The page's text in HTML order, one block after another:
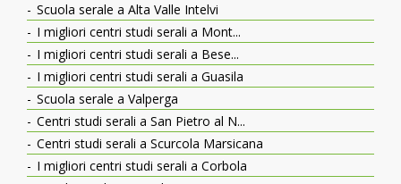
Scuola serale a Alta Valle Intelvi
I migliori centri studi serali a Mont...
I migliori centri studi serali a Bese...
I migliori centri studi serali a Guasila
Scuola serale a Valperga
Centri studi serali a San Pietro al N...
Centri studi serali a Scurcola Marsicana
I migliori centri studi serali a Corbola